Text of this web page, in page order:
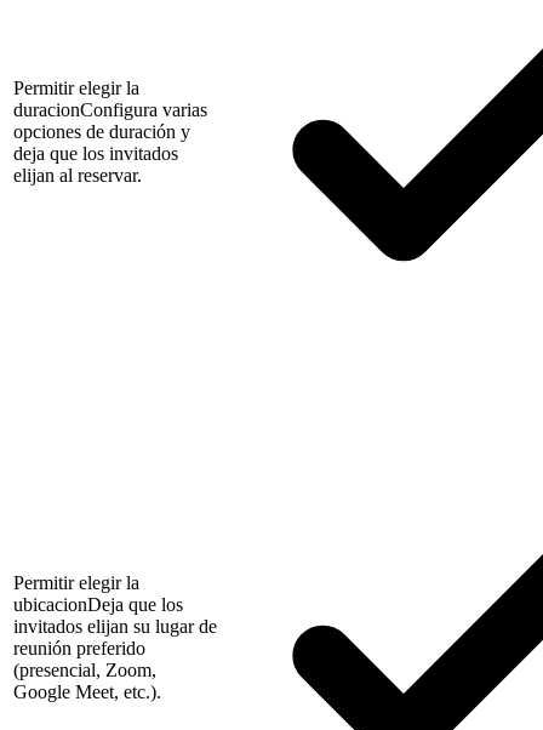
Permitir elegir la
duracionConfigura varias
opciones de duración y
deja que los invitados
elijan al reservar.
Permitir elegir la
ubicacionDeja que los
invitados elijan su lugar de
reunión preferido
(presencial, Zoom,
Google Meet, etc.).